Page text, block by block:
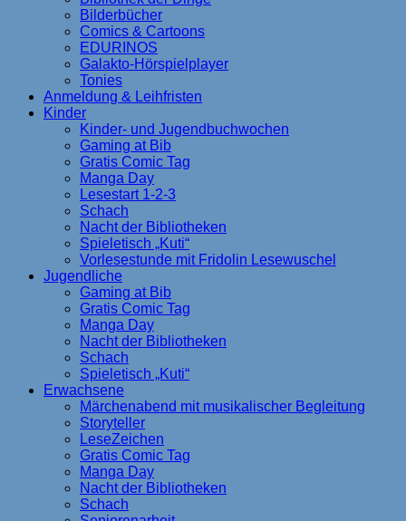
Bilderbücher
Comics & Cartoons
EDURINOS
Galakto-Hörspielplayer
Tonies
Anmeldung & Leihfristen
Kinder
Kinder- und Jugendbuchwochen
Gaming at Bib
Gratis Comic Tag
Manga Day
Lesestart 1-2-3
Schach
Nacht der Bibliotheken
Spieletisch „Kuti“
Vorlesestunde mit Fridolin Lesewuschel
Jugendliche
Gaming at Bib
Gratis Comic Tag
Manga Day
Nacht der Bibliotheken
Schach
Spieletisch „Kuti“
Erwachsene
Märchenabend mit musikalischer Begleitung
Storyteller
LeseZeichen
Gratis Comic Tag
Manga Day
Nacht der Bibliotheken
Schach